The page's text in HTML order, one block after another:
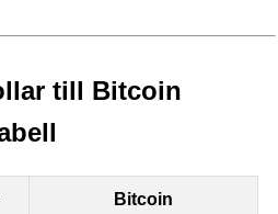
till Bitcoin
Bitcoin